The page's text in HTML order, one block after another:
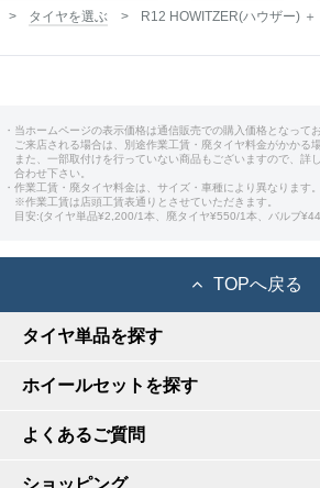
タイヤを選ぶ
R12 HOWITZER(ハウザー)
・当ホームページの表示価格は通信販売での購入価格となって
ご来店される場合は、別途作業工賃・廃タイヤ料金がかかる
また、一部取付けを行っていない商品もございますので、詳
合わせ下さい。
・作業工賃・廃タイヤ料金は、サイズ・車種により異なります。
※作業工賃は店頭工賃表通りとさせていただきます。
目安:(タイヤ単品¥2,200/1本、廃タイヤ¥550/1本、バルブ
TOPへ戻る
タイヤ単品を探す
ホイールセットを探す
よくあるご質問
ショッピング